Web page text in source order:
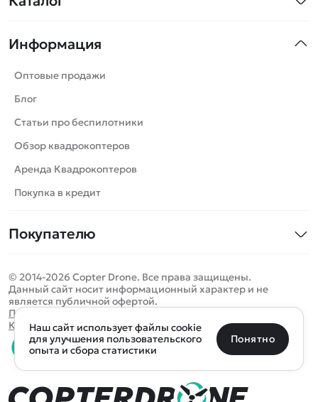
Машинки
Танки
Вертолеты
Катера
Роботы
Самолеты
Сборные модели
Спецтехника
Игрушки
Запчасти для моделей
Бренды
Информация
Оптовые продажи
Блог
Статьи про беспилотники
Обзор квадрокоптеров
Аренда Квадрокоптеров
Покупка в кредит
Покупателю
Оплата и доставка
Помощь
Отследить заказ
Оплата на сайте
© 2014-2026 Copter Drone. Все права защищены.
Данный сайт носит информационный характер и не
является публичной офертой.
Политика конфиденциальности
Карта сайта
0 товаров Очистить
0 ₽ В корзину
Определить местоположение
Санкт-Петербург Москва Майкоп Уфа
Все подборки
Наш сайт использует файлы cookie
для улучшения пользовательского
опыта и сбора статистики
Понятно